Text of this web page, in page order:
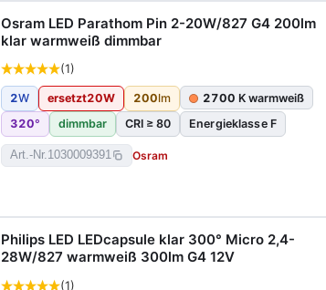
Osram LED Parathom Pin 2-20W/827 G4 200lm
klar warmweiß dimmbar
(1)
2W ersetzt20W 200lm 2700 K warmweiß
320° dimmbar CRI ≥ 80 Energieklasse F
Art.-Nr.1030009391 Osram
Philips LED LEDcapsule klar 300° Micro 2,4-
28W/827 warmweiß 300lm G4 12V
(1)